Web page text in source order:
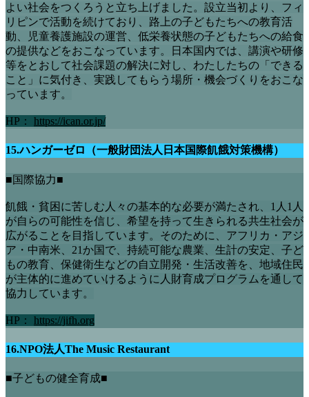
よい社会をつくろうと立ち上げました。設立当初より、フィ
リピンで活動を続けており、路上の子どもたちへの教育活
動、児童養護施設の運営、低栄養状態の子どもたちへの給食
の提供などをおこなっています。日本国内では、講演や研修
等をとおして社会課題の解決に対し、わたしたちの「できる
こと」に気付き、実践してもらう場所・機会づくりをおこな
っています。
HP： https://ican.or.jp/
15.ハンガーゼロ（一般財団法人日本国際飢餓対策機構）
■国際協力■
飢餓・貧困に苦しむ人々の基本的な必要が満たされ、1人1人
が自らの可能性を信じ、希望を持って生きられる共生社会が
広がることを目指しています。そのために、アフリカ・アジ
ア・中南米、21か国で、持続可能な農業、生計の安定、子ど
もの教育、保健衛生などの自立開発・生活改善を、地域住民
が主体的に進めていけるように人財育成プログラムを通して
協力しています。
HP： https://jifh.org
16.NPO法人The Music Restaurant
■子どもの健全育成■